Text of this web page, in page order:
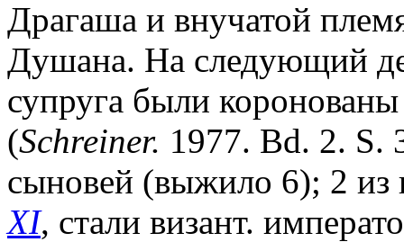
Драгаша и внучатой
Душана. На следующий
супруга были
(Schreiner. 1977. Bd. 2. S.
сыновей (выжило 6); 2
XI, стали визант.